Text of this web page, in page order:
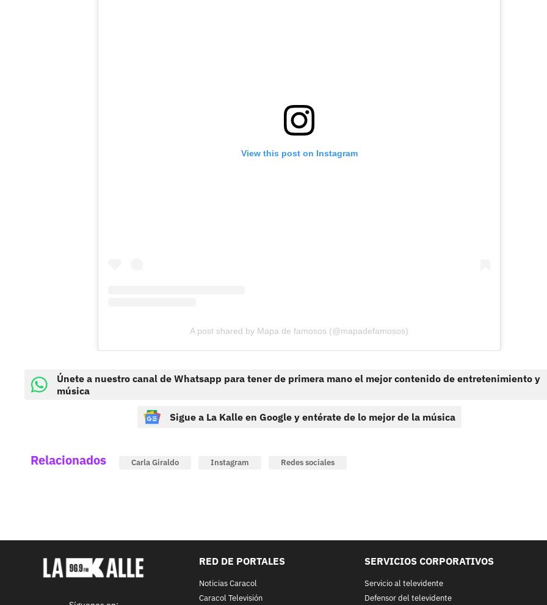
View this post on Instagram
A post shared by Mapa de famosos (@mapadefamosos)
Únete a nuestro canal de Whatsapp para tener de primera mano el mejor contenido de entretenimiento y
música
Sigue a La Kalle en Google y entérate de lo mejor de la música
Relacionados Carla Giraldo Instagram Redes sociales
RED DE PORTALES
Noticias Caracol
Caracol Televisión
SERVICIOS CORPORATIVOS
Servicio al televidente
Defensor del televidente